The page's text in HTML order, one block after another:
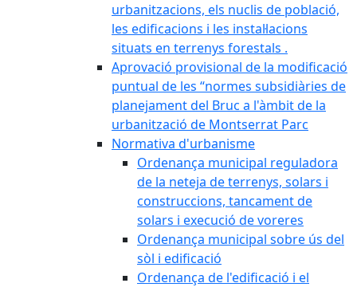
urbanitzacions, els nuclis de població,
les edificacions i les instal·lacions
situats en terrenys forestals .
Aprovació provisional de la modificació
puntual de les “normes subsidiàries de
planejament del Bruc a l'àmbit de la
urbanització de Montserrat Parc
Normativa d'urbanisme
Ordenança municipal reguladora
de la neteja de terrenys, solars i
construccions, tancament de
solars i execució de voreres
Ordenança municipal sobre ús del
sòl i edificació
Ordenança de l'edificació i el